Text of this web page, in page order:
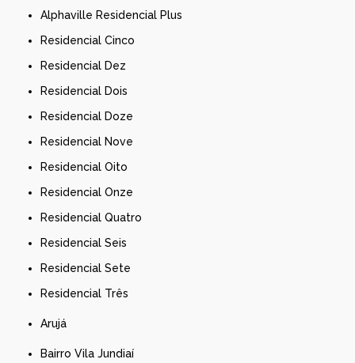
Alphaville Residencial Plus
Residencial Cinco
Residencial Dez
Residencial Dois
Residencial Doze
Residencial Nove
Residencial Oito
Residencial Onze
Residencial Quatro
Residencial Seis
Residencial Sete
Residencial Três
Arujá
Bairro Vila Jundiaí